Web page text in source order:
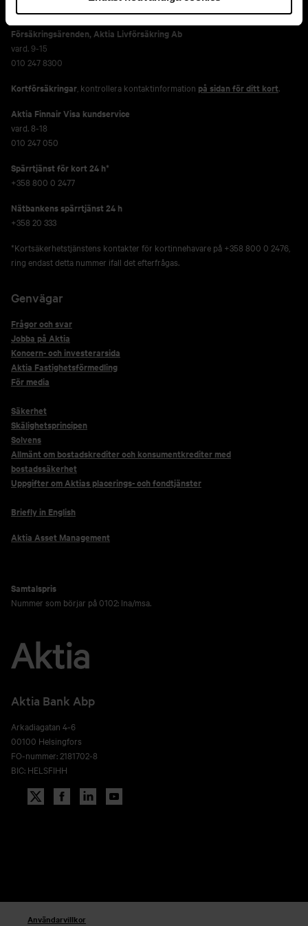
Försäkringsärenden,Aktia Livförsäkring Ab
vard. 9-15
010 247 8300
Kortförsäkringar , kontrollera kontaktinformation på sidan för ditt kort.
Aktia Finnair Visa kundservice
vard. 8-18
010 247 050
Spärrtjänst för kort 24 h*
+358 800 0 2477
Nätbankens spärrtjänst 24 h
+358 20 333
*Kortsäkerhetstjänstens kontakter för kortinnehavare på +358 800 0 2476,
ring endast detta nummer ifall det efterfrågas.
Genvägar
Frågor och svar
Jobba på Aktia
Koncern- och investerarsida
Aktia Fastighetsförmedling
För media
Säkerhet
Skälighetsprincipen
Solvens
Allmänt om bostadskrediter och konsumentkrediter med
bostadssäkerhet
Uppgifter om Aktias placerings- och fondtjänster
Briefly in English
Aktia Asset Management
Samtalspris
Nummer som börjar på 0102: lna/msa.
Aktia Bank Abp
Arkadiagatan 4-6
00100 Helsingfors
FO-nummer: 2181702-8
BIC: HELSFIHH
Användarvillkor